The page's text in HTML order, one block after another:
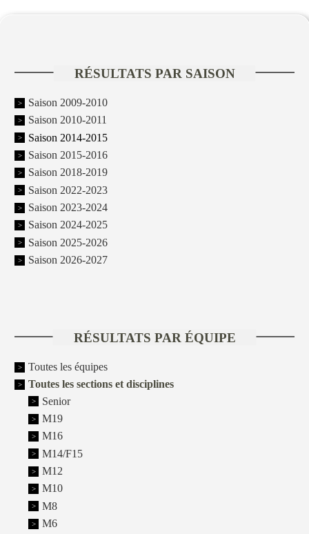
RÉSULTATS PAR SAISON
Saison 2009-2010
Saison 2010-2011
Saison 2014-2015
Saison 2015-2016
Saison 2018-2019
Saison 2022-2023
Saison 2023-2024
Saison 2024-2025
Saison 2025-2026
Saison 2026-2027
RÉSULTATS PAR ÉQUIPE
Toutes les équipes
Toutes les sections et disciplines
Senior
M19
M16
M14/F15
M12
M10
M8
M6